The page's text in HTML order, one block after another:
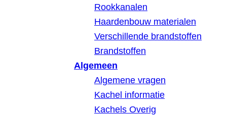
Rookkanalen
Haardenbouw materialen
Verschillende brandstoffen
Brandstoffen
Algemeen
Algemene vragen
Kachel informatie
Kachels Overig